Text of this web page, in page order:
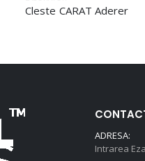
Cleste CARAT Aderer
ADRESA:
Intrarea